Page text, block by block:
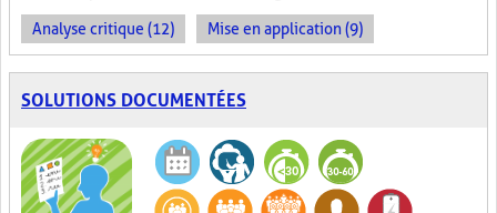
Analyse critique (12) Mise en application (9)
SOLUTIONS DOCUMENTÉES